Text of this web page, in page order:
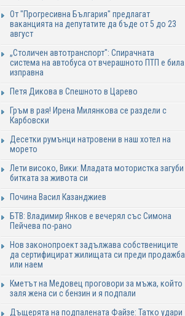
От "Прогресивна България" предлагат
ваканцията на депутатите да бъде от 5 до 23
август
„Столичен автотранспорт": Спирачната
система на автобуса от вчерашното ПТП е била
изправна
Петя Дикова в Спешното в Царево
Гръм в рая! Ирена Милянкова се раздели с
Карбовски
Десетки румънци натровени в наш хотел на
морето
Лети високо, Вики: Младата мотористка загуби
битката за живота си
Почина Васил Казанджиев
БТВ: Владимир Янков е вечерял със Симона
Пейчева по-рано
Нов законопроект задължава собствениците
да сертифицират жилищата си преди продажба
или наем
Кметът на Медовец проговори за мъжа, който
заля жена си с бензин и я подпали
Дъщерята на подпалената Файзе: Татко удари